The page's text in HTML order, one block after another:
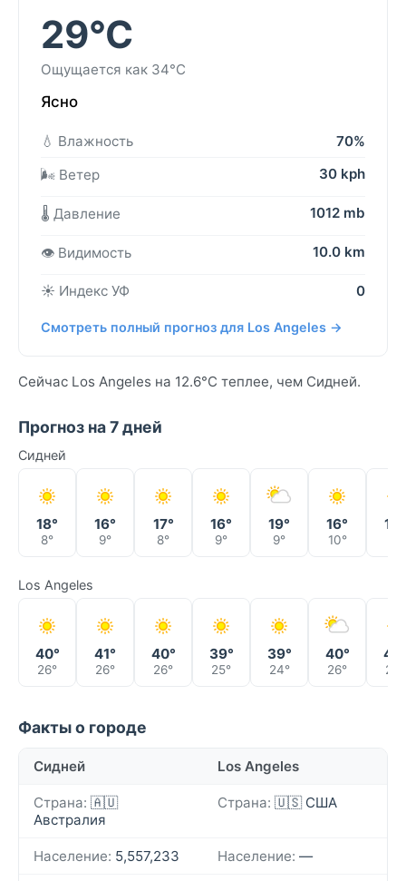
29°C
Ощущается как 34°C
Ясно
💧 Влажность
70%
🌬️ Ветер
30 kph
🌡️ Давление 1012 mb
👁️ Видимость 10.0 km
☀️ Индекс УФ 0
Смотреть полный прогноз для Los Angeles →
Сейчас Los Angeles на 12.6°C теплее, чем Сидней.
Прогноз на 7 дней
Сидней
18°
8°
16°
9°
17°
8°
16°
9°
19°
9°
16°
10°
19°
Los Angeles
40°
26°
41°
26°
40°
26°
39°
25°
39°
24°
40°
26° 26°
Факты о городе
Сидней Los Angeles
Страна: 🇦🇺
Австралия
Страна: 🇺🇸 США
Население: 5,557,233 Население: —